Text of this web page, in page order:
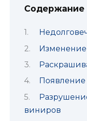
Содержание
Изменение
виниров